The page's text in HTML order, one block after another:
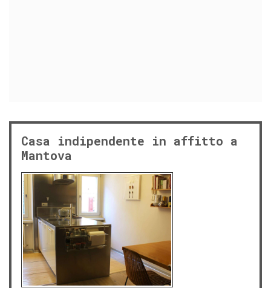
Casa indipendente in affitto a
Mantova